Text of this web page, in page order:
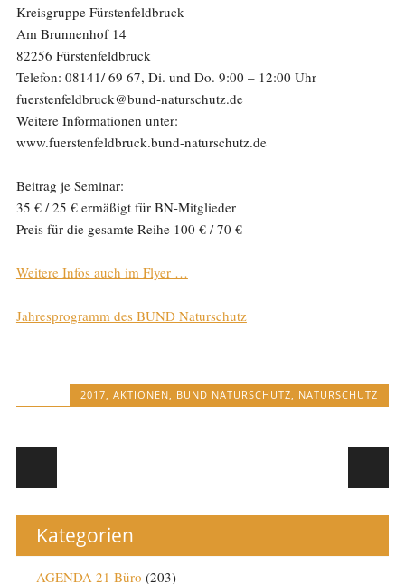
Kreisgruppe Fürstenfeldbruck
Am Brunnenhof 14
82256 Fürstenfeldbruck
Telefon: 08141/ 69 67, Di. und Do. 9:00 – 12:00 Uhr
fuerstenfeldbruck@bund-naturschutz.de
Weitere Informationen unter:
www.fuerstenfeldbruck.bund-naturschutz.de
Beitrag je Seminar:
35 € / 25 € ermäßigt für BN-Mitglieder
Preis für die gesamte Reihe 100 € / 70 €
Weitere Infos auch im Flyer …
Jahresprogramm des BUND Naturschutz
2017,AKTIONEN, BUND NATURSCHUTZ, NATURSCHUTZ
Post navigation
Kategorien
AGENDA 21 Büro (203)